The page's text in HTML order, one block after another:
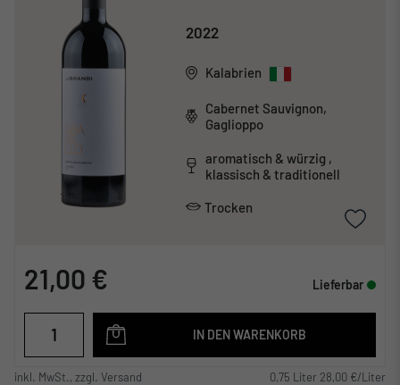
2022
Kalabrien
Cabernet Sauvignon,
Gaglioppo
aromatisch & würzig ,
klassisch & traditionell
Trocken
21,00 € Lieferbar
IN DEN WARENKORB
inkl. MwSt., zzgl. Versand 0,75 Liter 28,00 €/Liter